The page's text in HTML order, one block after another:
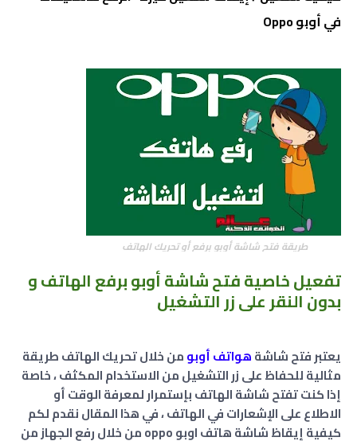
في أوبو Oppo
طريقة فتح شاشة أوبو برفع أو تحريك الهاتف
تفعيل خاصية فتح شاشة أوبو برفع الهاتف و
بدون النقر على زر التشغيل
يعتبر فتح شاشةهواتف أوبومن خلال تحريك الهاتف طريقة
مثالية للحفاظ على زر التشغيل من الاستخدام المكثف ، خاصة
إذا كنت تفتح شاشة الهاتف بإستمرار لمعرفة الوقت أو
الاطلاع على الإشعارات في الهاتف ، في هذا المقال نقدم لكم
كيفية إيقاظ شاشة هاتف اوبو oppo من خلال رفع الجهاز من